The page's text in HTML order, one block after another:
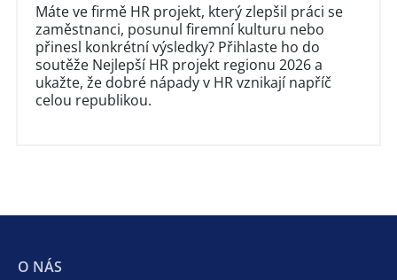
Máte ve firmě HR projekt, který zlepšil práci se
zaměstnanci, posunul firemní kulturu nebo
přinesl konkrétní výsledky? Přihlaste ho do
soutěže Nejlepší HR projekt regionu 2026 a
ukažte, že dobré nápady v HR vznikají napříč
celou republikou.
O NÁS